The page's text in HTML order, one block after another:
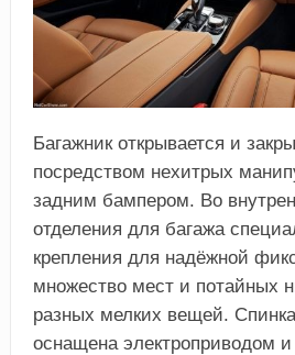
Багажник открывается и
посредством нехитрых
задним бампером. Во
отделения для багажа
крепления для надёжной
множество мест и потайных
разных мелких вещей.
оснащена электроприводом